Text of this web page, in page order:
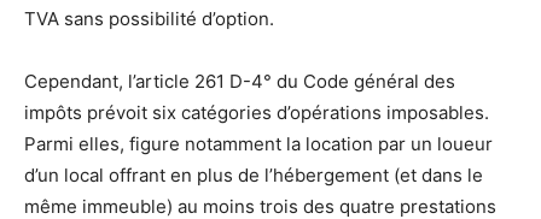
TVA sans possibilité d’option.
Cependant, l’article 261 D-4° du Code général des
impôts prévoit six catégories d’opérations imposables.
Parmi elles, figure notamment la location par un loueur
d’un local offrant en plus de l’hébergement (et dans le
même immeuble) au moins trois des quatre prestations